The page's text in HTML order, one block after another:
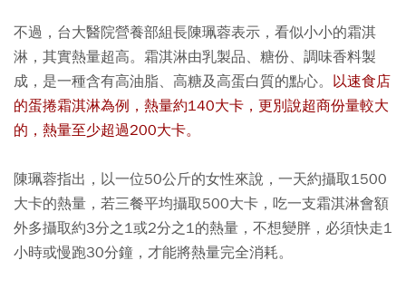
不過，台大醫院營養部組長陳珮蓉表示，看似小小的霜淇
淋，其實熱量超高。霜淇淋由乳製品、糖份、調味香料製
成，是一種含有高油脂、高糖及高蛋白質的點心。 以速食店
的蛋捲霜淇淋為例，熱量約140大卡，更別說超商份量較大
的，熱量至少超過200大卡。
陳珮蓉指出，以一位50公斤的女性來說，一天約攝取1500
大卡的熱量，若三餐平均攝取500大卡，吃一支霜淇淋會額
外多攝取約3分之1或2分之1的熱量，不想變胖，必須快走1
小時或慢跑30分鐘，才能將熱量完全消耗。